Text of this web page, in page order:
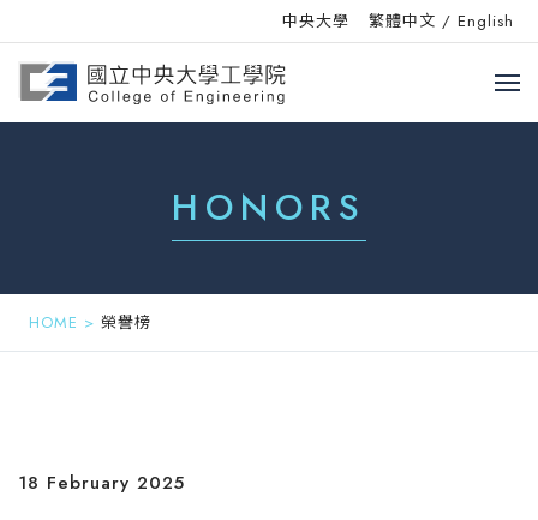
中央大學 繁體中文 / English
HONORS
HOME > 榮譽榜
18 February 2025